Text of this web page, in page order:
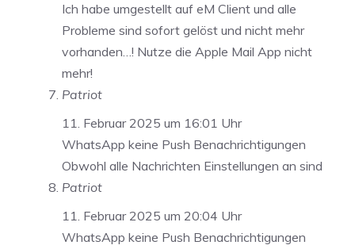
Ich habe umgestellt auf eM Client und alle
Probleme sind sofort gelöst und nicht mehr
vorhanden…! Nutze die Apple Mail App nicht
mehr!
Patriot
11. Februar 2025 um 16:01 Uhr
WhatsApp keine Push Benachrichtigungen
Obwohl alle Nachrichten Einstellungen an sind
Patriot
11. Februar 2025 um 20:04 Uhr
WhatsApp keine Push Benachrichtigungen